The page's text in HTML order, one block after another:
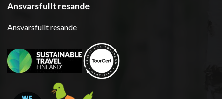
Ansvarsfullt resande
Ansvarsfullt resande